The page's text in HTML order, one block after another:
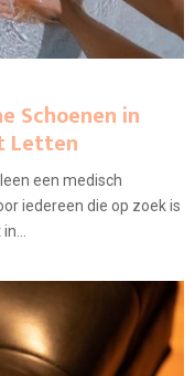
Schoenen in
Letten
een medisch
iedereen die op zoek is